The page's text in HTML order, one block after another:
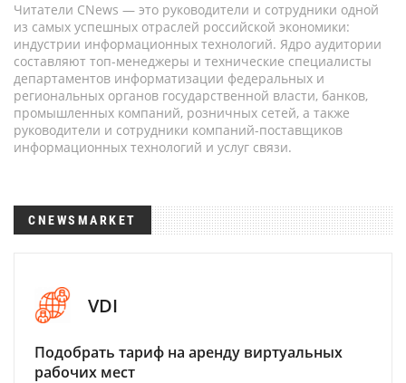
Читатели CNews — это руководители и сотрудники одной
из самых успешных отраслей российской экономики:
индустрии информационных технологий. Ядро аудитории
составляют топ-менеджеры и технические специалисты
департаментов информатизации федеральных и
региональных органов государственной власти, банков,
промышленных компаний, розничных сетей, а также
руководители и сотрудники компаний-поставщиков
информационных технологий и услуг связи.
CNEWSMARKET
VDI
Подобрать тариф на аренду виртуальных
рабочих мест